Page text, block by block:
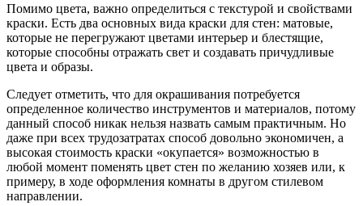
Помимо цвета, важно определиться с текстурой и свойствами
краски. Есть два основных вида краски для стен: матовые,
которые не перегружают цветами интерьер и блестящие,
которые способны отражать свет и создавать причудливые
цвета и образы.
Следует отметить, что для окрашивания потребуется
определенное количество инструментов и материалов, потому
данный способ никак нельзя назвать самым практичным. Но
даже при всех трудозатратах способ довольно экономичен, а
высокая стоимость краски «окупается» возможностью в
любой момент поменять цвет стен по желанию хозяев или, к
примеру, в ходе оформления комнаты в другом стилевом
направлении.